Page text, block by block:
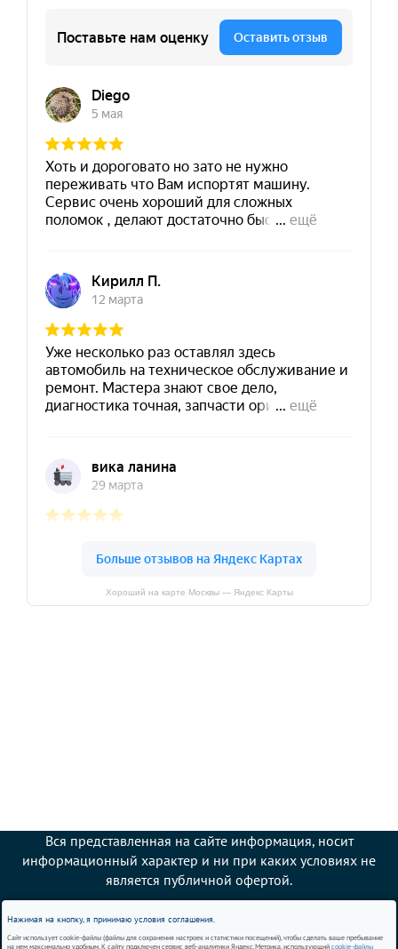
Нажимая на кнопку, я принимаю условия соглашения.
Сайт использует cookie-файлы (файлы для сохранения настроек и статистики посещений), чтобы сделать ваше пребывание
на нем максимально удобным. К сайту подключен сервис веб-аналитики Яндекс.Метрика, использующий cookie-файлы
Хороший на карте Москвы — Яндекс Карты
Вся представленная на сайте информация, носит
информационный характер и ни при каких условиях не
является публичной офертой.
Сервис и ремонт Mazda в Москве